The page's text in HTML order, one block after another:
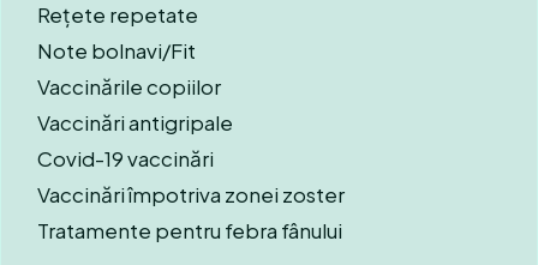
Rețete repetate
Note bolnavi/Fit
Vaccinările copiilor
Vaccinări antigripale
Covid-19 vaccinări
Vaccinări împotriva zonei zoster
Tratamente pentru febra fânului